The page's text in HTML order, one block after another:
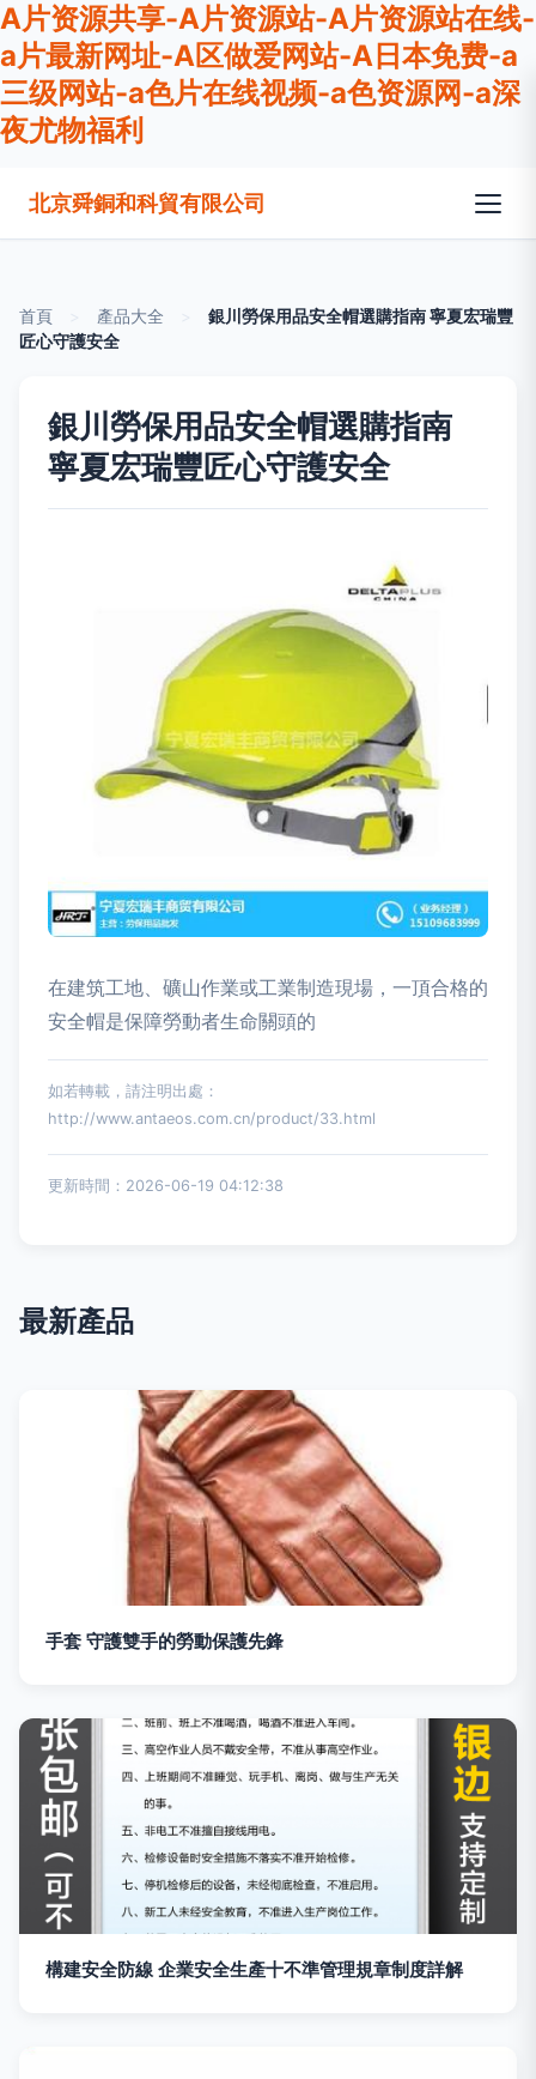
A片资源共享-A片资源站-A片资源站在线-
a片最新网址-A区做爱网站-A日本免费-a
三级网站-a色片在线视频-a色资源网-a深
夜尤物福利
北京舜銅和科貿有限公司
首頁 產品大全
銀川勞保用品安全帽選購指南 寧夏宏瑞豐
匠心守護安全
銀川勞保用品安全帽選購指南
寧夏宏瑞豐匠心守護安全
在建筑工地、礦山作業或工業制造現場，一頂合格的
安全帽是保障勞動者生命關頭的
如若轉載，請注明出處：
http://www.antaeos.com.cn/product/33.html
更新時間：2026-06-19 04:12:38
最新產品
手套 守護雙手的勞動保護先鋒
構建安全防線 企業安全生產十不準管理規章制度詳解